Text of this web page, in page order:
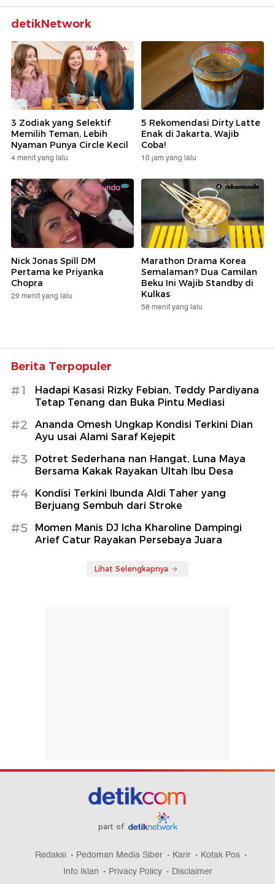
detikNetwork
3 Zodiak yang Selektif
Memilih Teman, Lebih
Nyaman Punya Circle Kecil
4 menit yang lalu
5 Rekomendasi Dirty Latte
Enak di Jakarta, Wajib
Coba!
10 jam yang lalu
Nick Jonas Spill DM
Pertama ke Priyanka
Chopra
29 menit yang lalu
Marathon Drama Korea
Semalaman? Dua Camilan
Beku Ini Wajib Standby di
Kulkas
58 menit yang lalu
Berita Terpopuler
#1
Hadapi Kasasi Rizky Febian, Teddy Pardiyana
Tetap Tenang dan Buka Pintu Mediasi
#2
Ananda Omesh Ungkap Kondisi Terkini Dian
Ayu usai Alami Saraf Kejepit
#3
Potret Sederhana nan Hangat, Luna Maya
Bersama Kakak Rayakan Ultah Ibu Desa
#4
Kondisi Terkini Ibunda Aldi Taher yang
Berjuang Sembuh dari Stroke
#5
Momen Manis DJ Icha Kharoline Dampingi
Arief Catur Rayakan Persebaya Juara
Lihat Selengkapnya
part of
Redaksi Pedoman Media Siber Karir
Kotak Pos
Info Iklan
Privacy Policy Disclaimer